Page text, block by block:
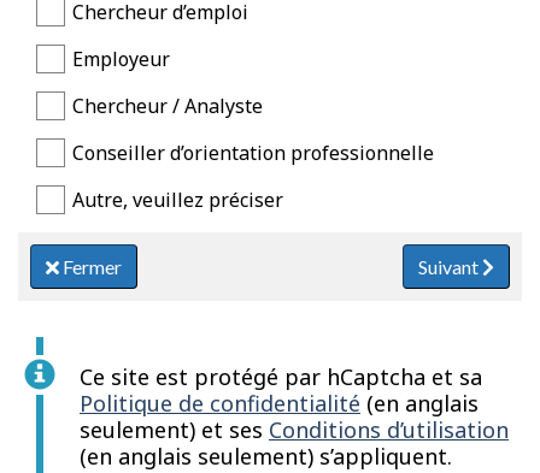
Chercheur d’emploi
Employeur
Chercheur / Analyste
Conseiller d’orientation professionnelle
Autre, veuillez préciser
Fermer Suivant
Ce site est protégé par hCaptcha et sa
Politique de confidentialité (en anglais
seulement) et ses Conditions d’utilisation
(en anglais seulement) s’appliquent.